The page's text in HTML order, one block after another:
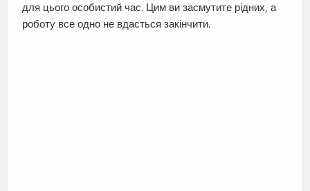
для цього особистий час. Цим ви засмутите рідних, а
роботу все одно не вдасться закінчити.